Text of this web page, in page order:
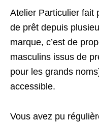
Atelier Particulier fait
de prêt depuis
marque, c’est de
masculins issus de
pour les grands
accessible.
Vous avez pu